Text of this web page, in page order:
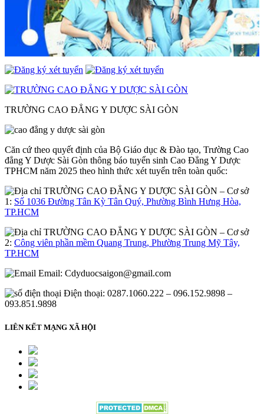
TRƯỜNG CAO ĐẲNG Y DƯỢC SÀI GÒN
Căn cứ theo quyết định của Bộ Giáo dục & Đào tạo, Trường Cao
đẳng Y Dược Sài Gòn thông báo tuyển sinh Cao Đẳng Y Dược
TPHCM năm 2025 theo hình thức xét tuyển trên toàn quốc:
– Cơ sở
1: Số 1036 Đường Tân Kỳ Tân Quý, Phường Bình Hưng Hòa,
TP.HCM
– Cơ sở
2: Công viên phần mềm Quang Trung, Phường Trung Mỹ Tây,
TP.HCM
Email: Cdyduocsaigon@gmail.com
Điện thoại: 0287.1060.222 – 096.152.9898 –
093.851.9898
LIÊN KẾT MẠNG XÃ HỘI